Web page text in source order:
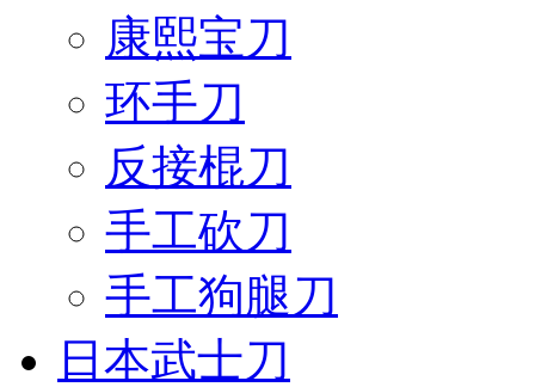
康熙宝刀
环手刀
反接棍刀
手工砍刀
手工狗腿刀
日本武士刀